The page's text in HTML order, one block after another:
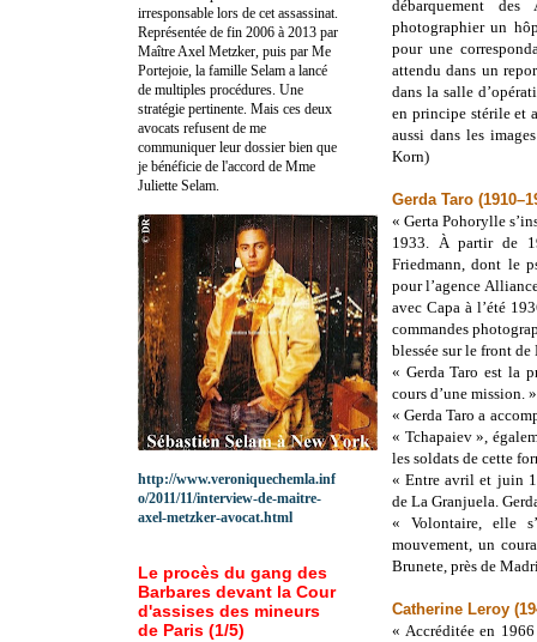
débarquement
photographier un
pour une
attendu dans un
dans la salle
en principe stérile et
aussi dans les
Korn)
Gerda Taro
« Gerta Pohorylle
1933. À partir de
Friedmann, dont le
pour l’agence
avec Capa à l’été
commandes
blessée sur le front
« Gerda Taro est la
cours d’une mission. »
« Gerda Taro a
« Tchapaiev »,
les soldats de cette
« Entre avril et juin
de La Granjuela.
« Volontaire, elle
mouvement, un
Brunete, près de
Catherine Leroy
« Accréditée en 1966
irresponsable lors de cet assassinat.
Représentée de fin 2006 à 2013 par
Maître Axel Metzker, puis par Me
Portejoie, la famille Selam a lancé
de multiples procédures. Une
stratégie pertinente. Mais ces deux
avocats refusent de me
communiquer leur dossier bien que
je bénéficie de l'accord de Mme
Juliette Selam.
http://www.veroniquechemla.inf
o/2011/11/interview-de-maitre-
axel-metzker-avocat.html
Le procès du gang des
Barbares devant la Cour
d'assises des mineurs
de Paris (1/5)